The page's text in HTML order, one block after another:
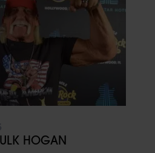
HOGAN